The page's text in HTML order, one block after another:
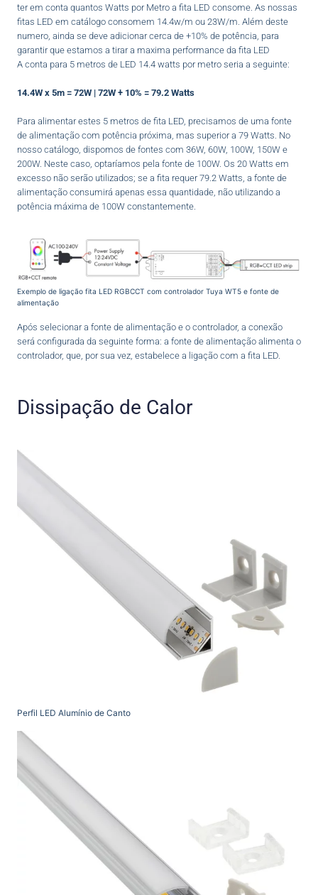
ter em conta quantos Watts por Metro a fita LED consome. As nossas
fitas LED em catálogo consomem 14.4w/m ou 23W/m. Além deste
numero, ainda se deve adicionar cerca de +10% de potência, para
garantir que estamos a tirar a maxima performance da fita LED
A conta para 5 metros de LED 14.4 watts por metro seria a seguinte:
14.4W x 5m = 72W | 72W + 10% = 79.2 Watts
Para alimentar estes 5 metros de fita LED, precisamos de uma fonte
de alimentação com potência próxima, mas superior a 79 Watts. No
nosso catálogo, dispomos de fontes com 36W, 60W, 100W, 150W e
200W. Neste caso, optaríamos pela fonte de 100W. Os 20 Watts em
excesso não serão utilizados; se a fita requer 79.2 Watts, a fonte de
alimentação consumirá apenas essa quantidade, não utilizando a
potência máxima de 100W constantemente.
Exemplo de ligação fita LED RGBCCT com controlador Tuya WT5 e fonte de
alimentação
Após selecionar a fonte de alimentação e o controlador, a conexão
será configurada da seguinte forma: a fonte de alimentação alimenta o
controlador, que, por sua vez, estabelece a ligação com a fita LED.
Dissipação de Calor
Perfil LED Alumínio de Canto